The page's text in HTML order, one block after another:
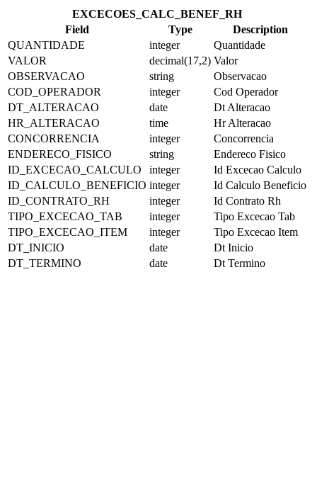
EXCECOES_CALC_BENEF_RH
Field
Type
Description
QUANTIDADE
integer
Quantidade
VALOR
decimal(17,2) Valor
OBSERVACAO
string
Observacao
COD_OPERADOR
integer
Cod Operador
DT_ALTERACAO
date
Dt Alteracao
HR_ALTERACAO
time
Hr Alteracao
CONCORRENCIA
integer
Concorrencia
ENDERECO_FISICO
string
Endereco Fisico
ID_EXCECAO_CALCULO
integer
Id Excecao Calculo
ID_CALCULO_BENEFICIO integer
Id Calculo Beneficio
ID_CONTRATO_RH
integer
Id Contrato Rh
TIPO_EXCECAO_TAB
integer
Tipo Excecao Tab
TIPO_EXCECAO_ITEM
integer
Tipo Excecao Item
DT_INICIO
date
Dt Inicio
DT_TERMINO
date Dt Termino